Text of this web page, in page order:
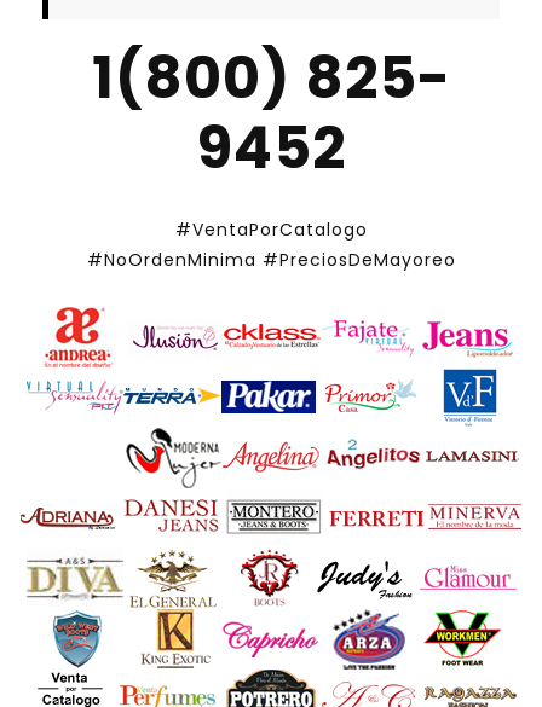
1(800) 825-
9452
#VentaPorCatalogo
#NoOrdenMinima #PreciosDeMayoreo